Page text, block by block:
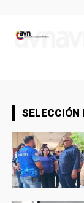
SELECCIÓN